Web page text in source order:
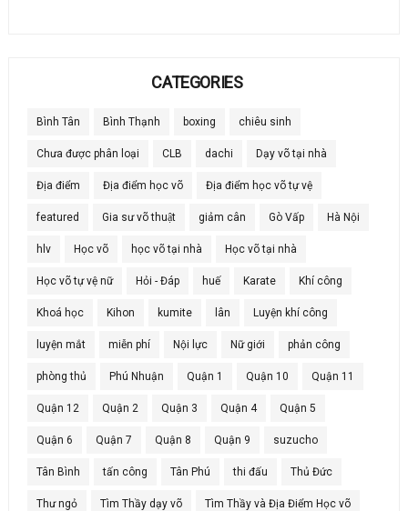
CATEGORIES
Bình Tân Bình Thạnh boxing chiêu sinh
Chưa được phân loại CLB dachi Dạy võ tại nhà
Địa điểm Địa điểm học võ Địa điểm học võ tự vệ
featured Gia sư võ thuật giảm cân Gò Vấp Hà Nội
hlv Học võ học võ tại nhà Học võ tại nhà
Học võ tự vệ nữ Hỏi - Đáp huế Karate Khí công
Khoá học Kihon kumite lân Luyện khí công
luyện mắt miễn phí Nội lực Nữ giới phản công
phòng thủ Phú Nhuận Quận 1 Quận 10 Quận 11
Quận 12 Quận 2 Quận 3 Quận 4 Quận 5
Quận 6 Quận 7 Quận 8 Quận 9 suzucho
Tân Bình tấn công Tân Phú thi đấu Thủ Đức
Thư ngỏ Tìm Thầy dạy võ Tìm Thầy và Địa Điểm Học võ